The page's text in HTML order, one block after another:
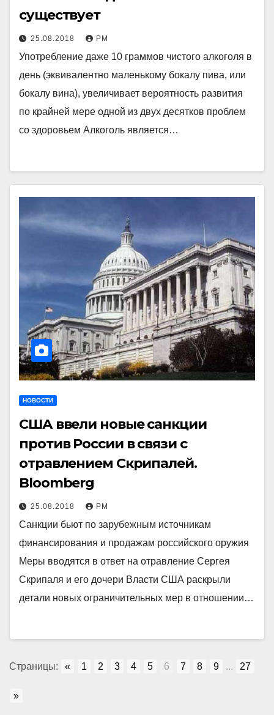
существует
25.08.2018 РМ
Употребление даже 10 граммов чистого алкоголя в
день (эквивалентно маленькому бокалу пива, или
бокалу вина), увеличивает вероятность развития
по крайней мере одной из двух десятков проблем
со здоровьем Алкоголь является…
НОВОСТИ
США ввели новые санкции
против России в связи с
отравлением Скрипалей.
Bloomberg
25.08.2018 РМ
Санкции бьют по зарубежным источникам
финансирования и продажам российского оружия
Меры вводятся в ответ на отравление Сергея
Скрипаля и его дочери Власти США раскрыли
детали новых ограничительных мер в отношении…
Страницы: « 1 2 3 4 5 6 7 8 9 ... 27
»